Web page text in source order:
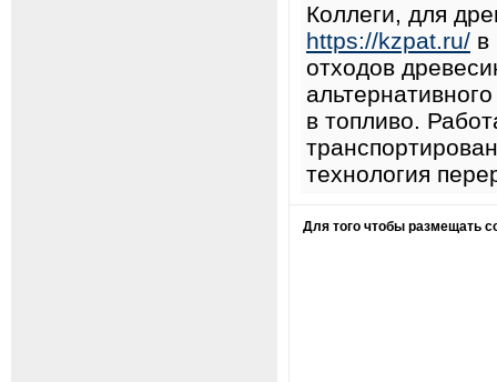
Коллеги, для
https://kzpat.ru/ в
отходов
в топливо.
технология
Для того чтобы размещать